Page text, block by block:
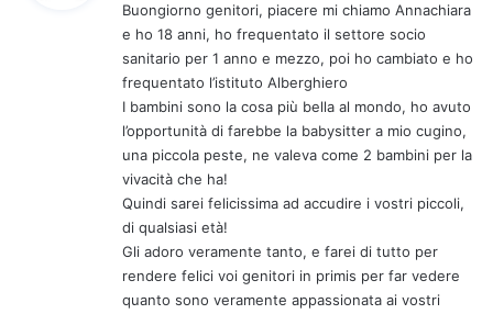
e
t
t
o
:
Buongiorno genitori, piacere mi chiamo Annachiara
e ho 18 anni, ho frequentato il settore socio
sanitario per 1 anno e mezzo, poi ho cambiato e ho
frequentato l’istituto Alberghiero
I bambini sono la cosa più bella al mondo, ho avuto
l’opportunità di farebbe la babysitter a mio cugino,
una piccola peste, ne valeva come 2 bambini per la
vivacità che ha!
Quindi sarei felicissima ad accudire i vostri piccoli,
di qualsiasi età!
Gli adoro veramente tanto, e farei di tutto per
rendere felici voi genitori in primis per far vedere
quanto sono veramente appassionata ai vostri